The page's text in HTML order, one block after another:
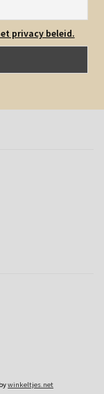
privacy beleid.
winkeltjes.net